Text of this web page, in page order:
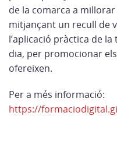
de la comarca a
mitjançant un recull de
l’aplicació pràctica de
dia, per promocionar
ofereixen.
Per a més informació:
https://